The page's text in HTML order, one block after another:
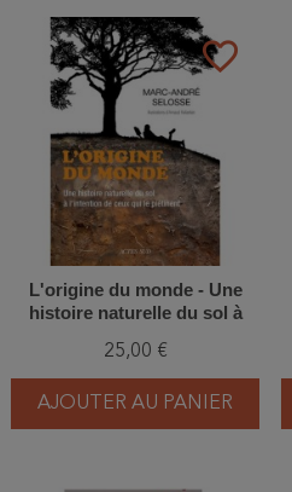
favorite_border
L'origine du monde - Une
histoire naturelle du sol à
piétinent
25,00 €
AJOUTER AU PANIER